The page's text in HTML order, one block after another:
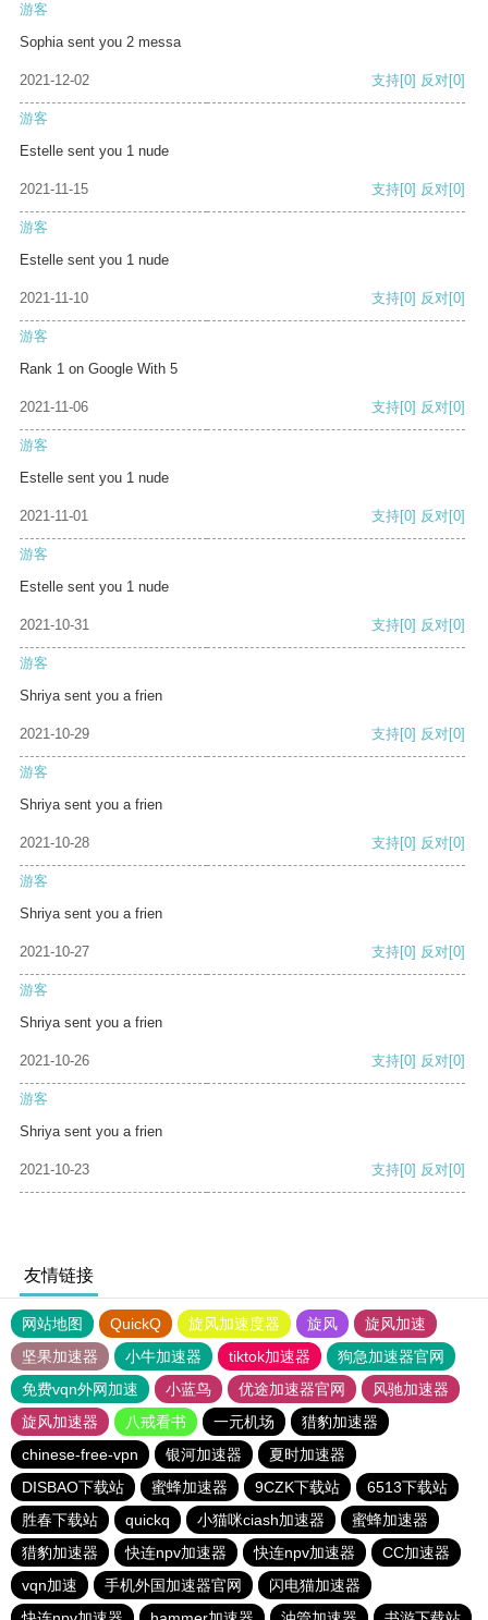
游客
Sophia sent you 2 messa
2021-12-02 支持[0] 反对[0]
游客
Estelle sent you 1 nude
2021-11-15 支持[0] 反对[0]
游客
Estelle sent you 1 nude
2021-11-10 支持[0] 反对[0]
游客
Rank 1 on Google With 5
2021-11-06 支持[0] 反对[0]
游客
Estelle sent you 1 nude
2021-11-01 支持[0] 反对[0]
游客
Estelle sent you 1 nude
2021-10-31 支持[0] 反对[0]
游客
Shriya sent you a frien
2021-10-29 支持[0] 反对[0]
游客
Shriya sent you a frien
2021-10-28 支持[0] 反对[0]
游客
Shriya sent you a frien
2021-10-27 支持[0] 反对[0]
游客
Shriya sent you a frien
2021-10-26 支持[0] 反对[0]
游客
Shriya sent you a frien
2021-10-23 支持[0] 反对[0]
友情链接
网站地图 QuickQ 旋风加速度器 旋风
旋风加速
坚果加速器
小牛加速器 tiktok加速器
狗急加速器官网
免费vqn外网加速
小蓝鸟 优途加速器官网
风驰加速器
旋风加速器
八戒看书 一元机场
猎豹加速器
chinese-free-vpn
银河加速器
夏时加速器
DISBAO下载站
蜜蜂加速器 9CZK下载站
6513下载站
胜春下载站
quickq 小猫咪ciash加速器
蜜蜂加速器
猎豹加速器
快连npv加速器 快连npv加速器
CC加速器
vqn加速
手机外国加速器官网
闪电猫加速器